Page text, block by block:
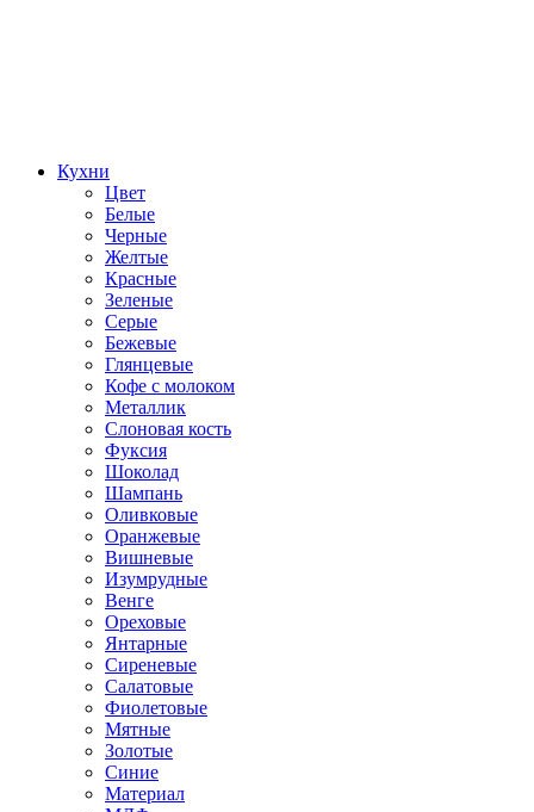
Кухни
Цвет
Белые
Черные
Желтые
Красные
Зеленые
Серые
Бежевые
Глянцевые
Кофе с молоком
Металлик
Слоновая кость
Фуксия
Шоколад
Шампань
Оливковые
Оранжевые
Вишневые
Изумрудные
Венге
Ореховые
Янтарные
Сиреневые
Салатовые
Фиолетовые
Мятные
Золотые
Синие
Материал